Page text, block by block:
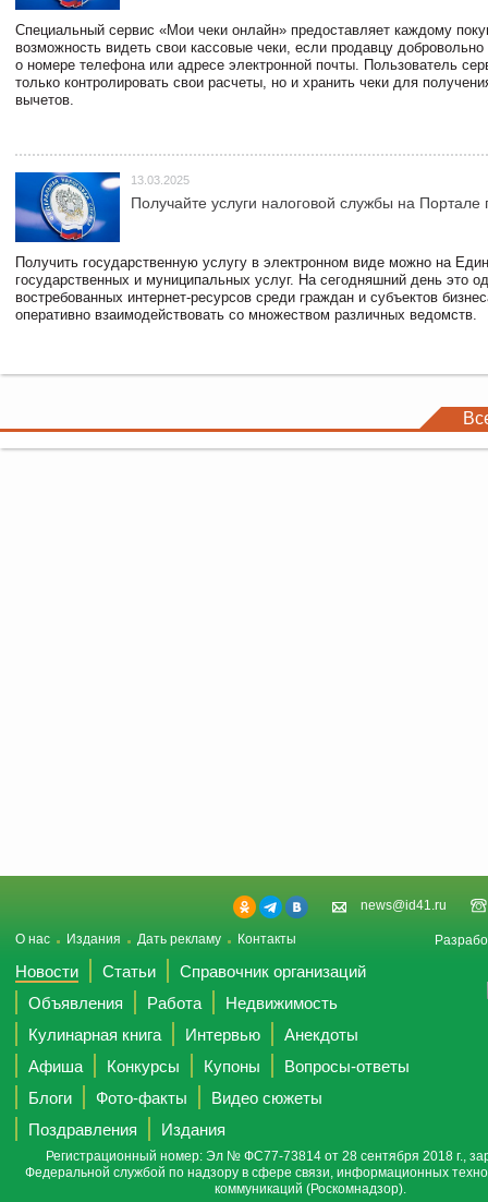
Специальный сервис «Мои чеки онлайн» предоставляет каждому
возможность видеть свои кассовые чеки, если продавцу
о номере телефона или адресе электронной почты. Пользователь
только контролировать свои расчеты, но и хранить чеки для
вычетов.
13.03.2025
Получайте услуги налоговой службы на Портале
Получить государственную услугу в электронном виде можно на
государственных и муниципальных услуг. На сегодняшний день это
востребованных интернет-ресурсов среди граждан и субъектов
оперативно взаимодействовать со множеством различных ведомств.
news@id41.ru
О нас Издания Дать рекламу Контакты
Новости Статьи
Справочник организаций
Объявления
Работа
Недвижимость
Кулинарная книга
Интервью
Анекдоты
Афиша
Конкурсы Купоны
Вопросы-ответы
Блоги
Фото-факты
Видео сюжеты
Поздравления
Издания
Регистрационный номер: Эл № ФС77-73814 от 28 сентября 2018 г.,
Федеральной службой по надзору в сфере связи, информационных
коммуникаций (Роскомнадзор).